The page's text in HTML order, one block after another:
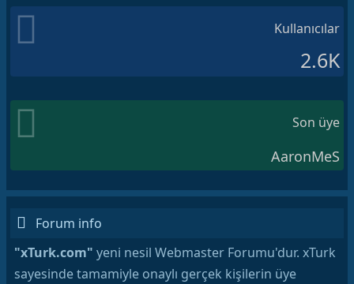
Kullanıcılar
2.6K
Son üye
AaronMeS
Forum info
"xTurk.com" yeni nesil Webmaster Forumu'dur. xTurk
sayesinde tamamiyle onaylı gerçek kişilerin üye